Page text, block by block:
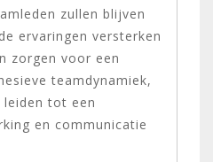
zullen blijven
ervaringen versterken
zorgen voor een
teamdynamiek,
tot een
en communicatie